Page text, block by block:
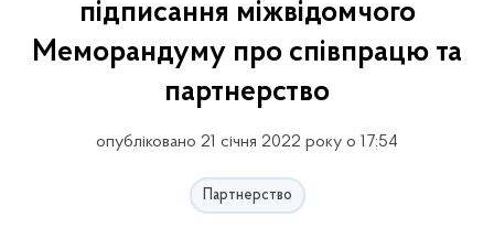
підписання міжвідомчого
Меморандуму про співпрацю та
партнерство
опубліковано 21 січня 2022 року о 17:54
Партнерство